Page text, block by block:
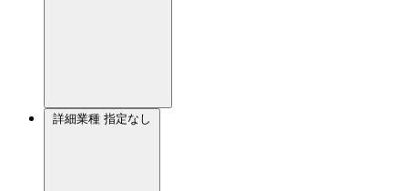
詳細業種 指定なし